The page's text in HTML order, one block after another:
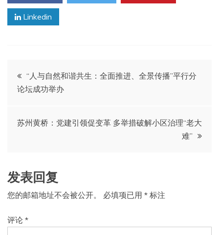
Linkedin
文
章
导
“人与自然和谐共生：全面推进、全景传播”平行分
论坛成功举办
苏州黄桥：党建引领促变革 多举措破解小区治理“老大
难”
发表回复
您的邮箱地址不会被公开。 必填项已用 * 标注
评论 *